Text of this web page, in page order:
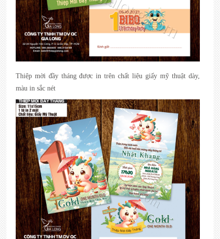
Thiệp mời đầy tháng được in trên chất liệu giấy mỹ thuật dày,
màu in sắc nét